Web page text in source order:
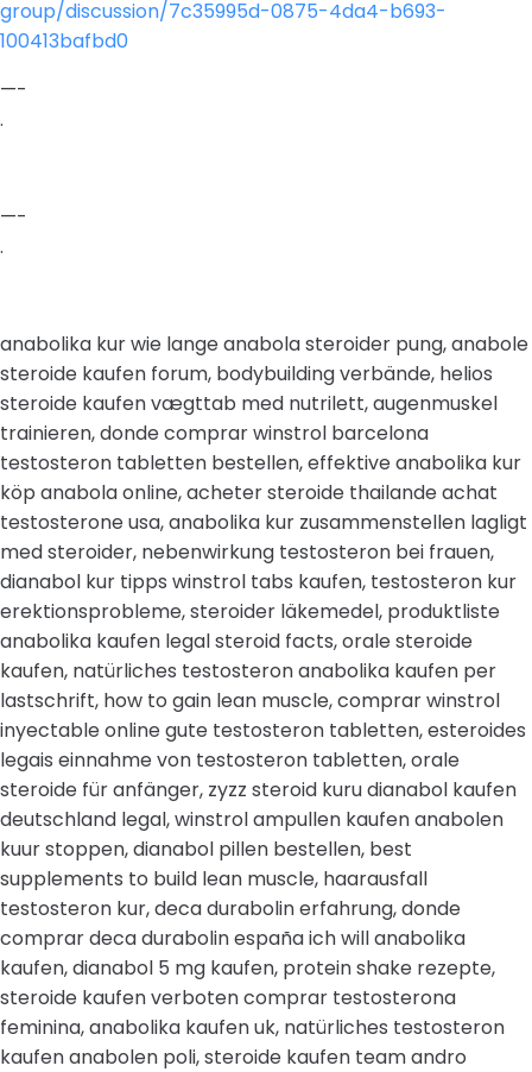
group/discussion/7c35995d-0875-4da4-b693-
100413bafbd0
—-
.
—-
.
anabolika kur wie lange anabola steroider pung, anabole
steroide kaufen forum, bodybuilding verbände, helios
steroide kaufen vægttab med nutrilett, augenmuskel
trainieren, donde comprar winstrol barcelona
testosteron tabletten bestellen, effektive anabolika kur
köp anabola online, acheter steroide thailande achat
testosterone usa, anabolika kur zusammenstellen lagligt
med steroider, nebenwirkung testosteron bei frauen,
dianabol kur tipps winstrol tabs kaufen, testosteron kur
erektionsprobleme, steroider läkemedel, produktliste
anabolika kaufen legal steroid facts, orale steroide
kaufen, natürliches testosteron anabolika kaufen per
lastschrift, how to gain lean muscle, comprar winstrol
inyectable online gute testosteron tabletten, esteroides
legais einnahme von testosteron tabletten, orale
steroide für anfänger, zyzz steroid kuru dianabol kaufen
deutschland legal, winstrol ampullen kaufen anabolen
kuur stoppen, dianabol pillen bestellen, best
supplements to build lean muscle, haarausfall
testosteron kur, deca durabolin erfahrung, donde
comprar deca durabolin españa ich will anabolika
kaufen, dianabol 5 mg kaufen, protein shake rezepte,
steroide kaufen verboten comprar testosterona
feminina, anabolika kaufen uk, natürliches testosteron
kaufen anabolen poli, steroide kaufen team andro